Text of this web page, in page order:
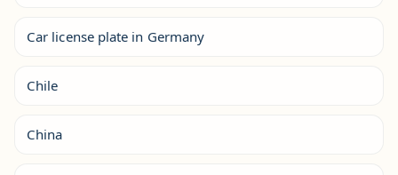
Car license plate in Germany
Chile
China